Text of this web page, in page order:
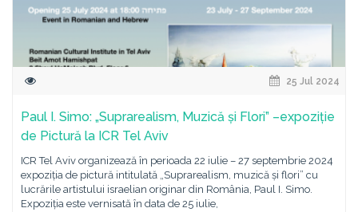
25 Jul 2024
Paul I. Simo: „Suprarealism, Muzică și Flori” –expoziție
de Pictură la ICR Tel Aviv
ICR Tel Aviv organizează în perioada 22 iulie – 27 septembrie 2024
expoziția de pictură intitulată „Suprarealism, muzică și flori” cu
lucrările artistului israelian originar din România, Paul I. Simo.
Expoziția este vernisată în data de 25 iulie,